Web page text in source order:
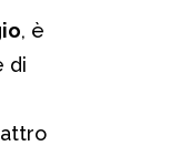
, è
di